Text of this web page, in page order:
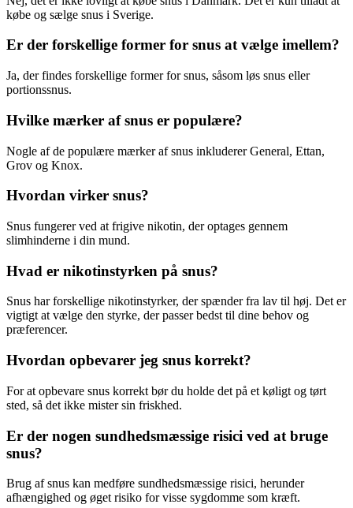
købe og sælge snus i Sverige.
Er der forskellige former for snus at vælge imellem?
Ja, der findes forskellige former for snus, såsom løs snus eller
portionssnus.
Hvilke mærker af snus er populære?
Nogle af de populære mærker af snus inkluderer General, Ettan,
Grov og Knox.
Hvordan virker snus?
Snus fungerer ved at frigive nikotin, der optages gennem
slimhinderne i din mund.
Hvad er nikotinstyrken på snus?
Snus har forskellige nikotinstyrker, der spænder fra lav til høj. Det er
vigtigt at vælge den styrke, der passer bedst til dine behov og
præferencer.
Hvordan opbevarer jeg snus korrekt?
For at opbevare snus korrekt bør du holde det på et køligt og tørt
sted, så det ikke mister sin friskhed.
Er der nogen sundhedsmæssige risici ved at bruge
snus?
Brug af snus kan medføre sundhedsmæssige risici, herunder
afhængighed og øget risiko for visse sygdomme som kræft.